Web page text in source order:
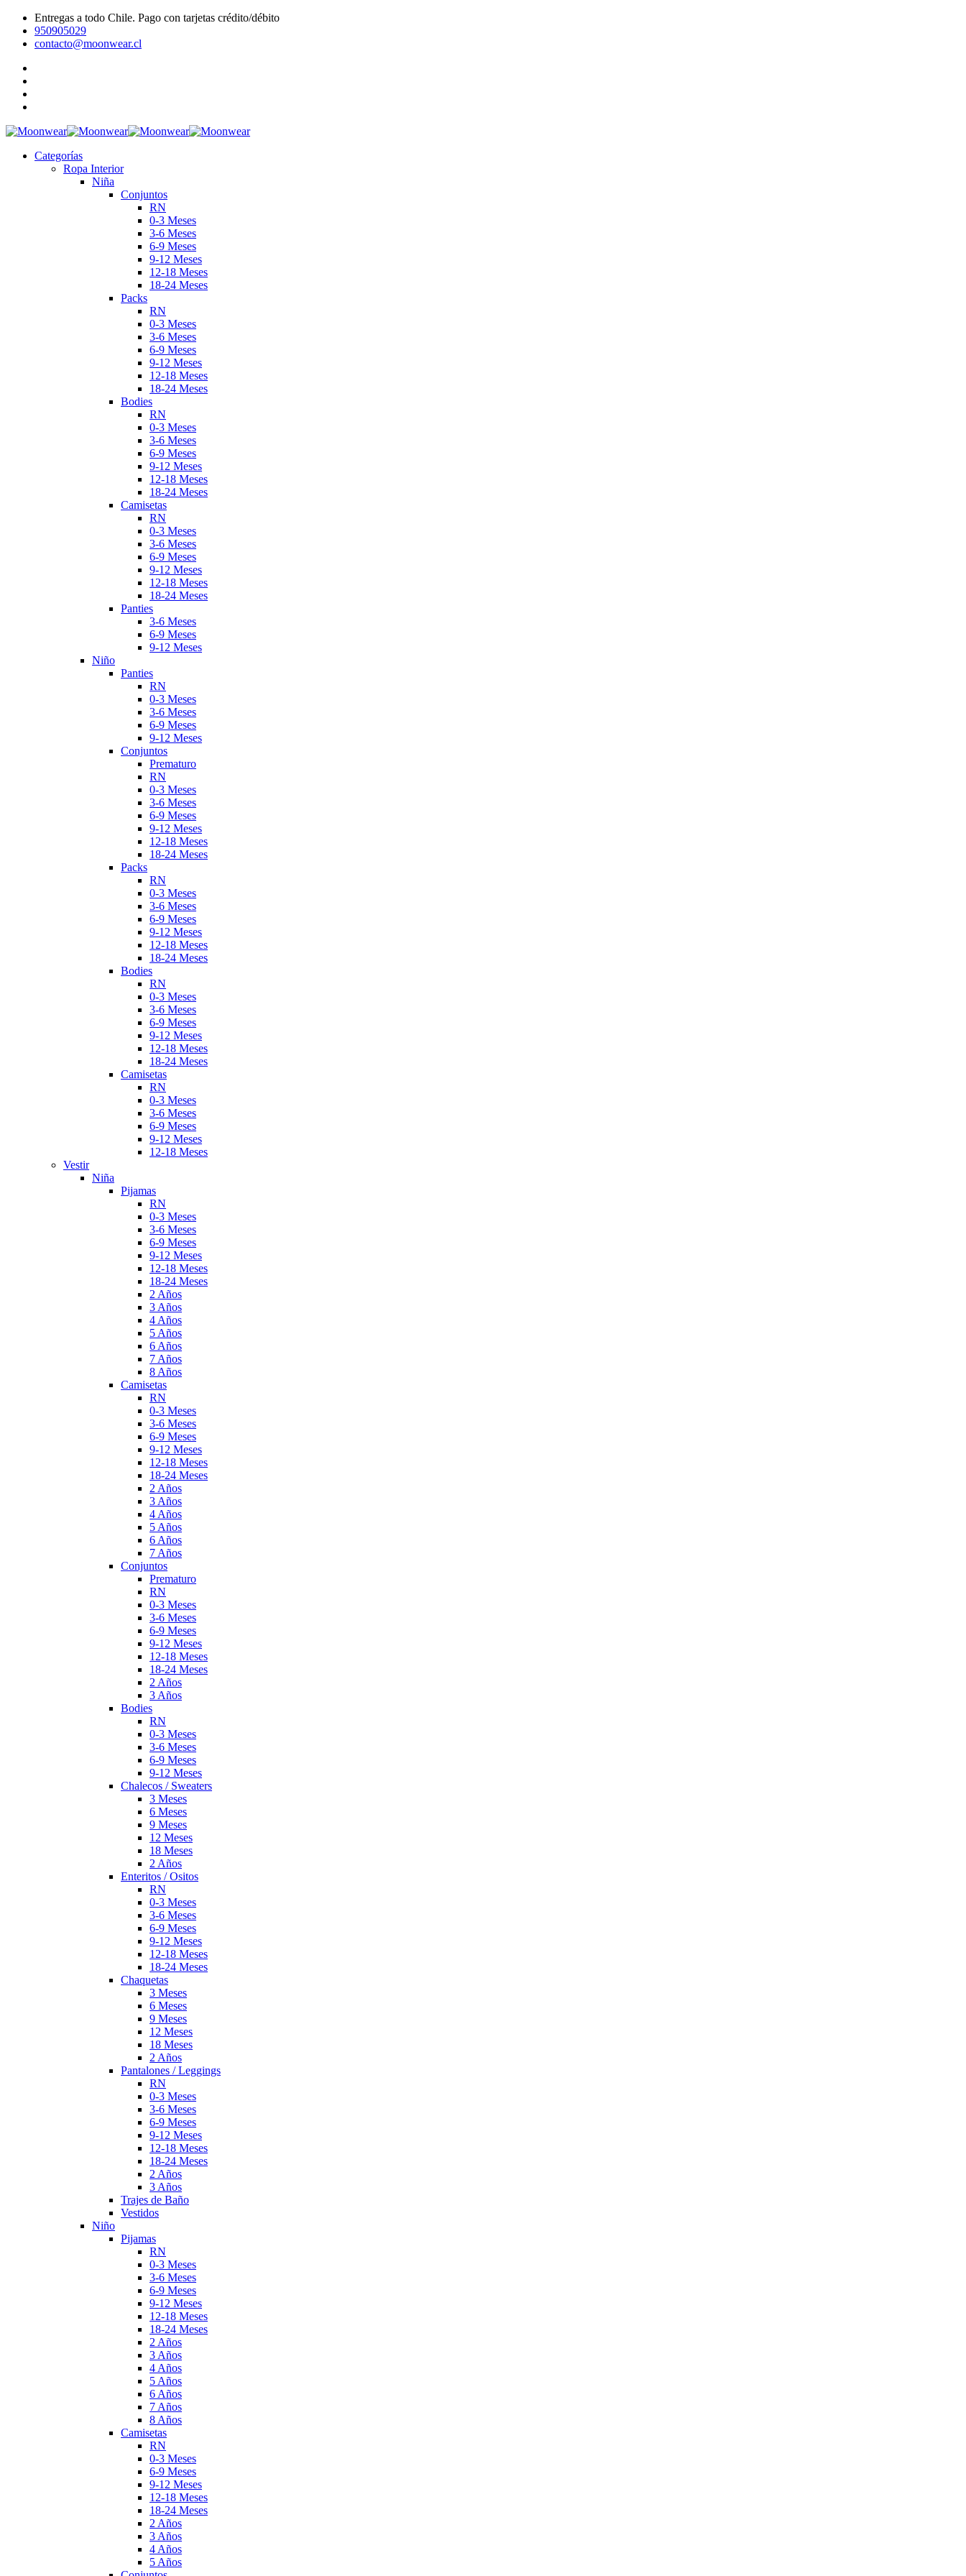
Entregas a todo Chile. Pago con tarjetas crédito/débito
950905029
contacto@moonwear.cl
Categorías
Ropa Interior
Niña
Conjuntos
RN
0-3 Meses
3-6 Meses
6-9 Meses
9-12 Meses
12-18 Meses
18-24 Meses
Packs
RN
0-3 Meses
3-6 Meses
6-9 Meses
9-12 Meses
12-18 Meses
18-24 Meses
Bodies
RN
0-3 Meses
3-6 Meses
6-9 Meses
9-12 Meses
12-18 Meses
18-24 Meses
Camisetas
RN
0-3 Meses
3-6 Meses
6-9 Meses
9-12 Meses
12-18 Meses
18-24 Meses
Panties
3-6 Meses
6-9 Meses
9-12 Meses
Niño
Panties
RN
0-3 Meses
3-6 Meses
6-9 Meses
9-12 Meses
Conjuntos
Prematuro
RN
0-3 Meses
3-6 Meses
6-9 Meses
9-12 Meses
12-18 Meses
18-24 Meses
Packs
RN
0-3 Meses
3-6 Meses
6-9 Meses
9-12 Meses
12-18 Meses
18-24 Meses
Bodies
RN
0-3 Meses
3-6 Meses
6-9 Meses
9-12 Meses
12-18 Meses
18-24 Meses
Camisetas
RN
0-3 Meses
3-6 Meses
6-9 Meses
9-12 Meses
12-18 Meses
Vestir
Niña
Pijamas
RN
0-3 Meses
3-6 Meses
6-9 Meses
9-12 Meses
12-18 Meses
18-24 Meses
2 Años
3 Años
4 Años
5 Años
6 Años
7 Años
8 Años
Camisetas
RN
0-3 Meses
3-6 Meses
6-9 Meses
9-12 Meses
12-18 Meses
18-24 Meses
2 Años
3 Años
4 Años
5 Años
6 Años
7 Años
Conjuntos
Prematuro
RN
0-3 Meses
3-6 Meses
6-9 Meses
9-12 Meses
12-18 Meses
18-24 Meses
2 Años
3 Años
Bodies
RN
0-3 Meses
3-6 Meses
6-9 Meses
9-12 Meses
Chalecos / Sweaters
3 Meses
6 Meses
9 Meses
12 Meses
18 Meses
2 Años
Enteritos / Ositos
RN
0-3 Meses
3-6 Meses
6-9 Meses
9-12 Meses
12-18 Meses
18-24 Meses
Chaquetas
3 Meses
6 Meses
9 Meses
12 Meses
18 Meses
2 Años
Pantalones / Leggings
RN
0-3 Meses
3-6 Meses
6-9 Meses
9-12 Meses
12-18 Meses
18-24 Meses
2 Años
3 Años
Trajes de Baño
Vestidos
Niño
Pijamas
RN
0-3 Meses
3-6 Meses
6-9 Meses
9-12 Meses
12-18 Meses
18-24 Meses
2 Años
3 Años
4 Años
5 Años
6 Años
7 Años
8 Años
Camisetas
RN
0-3 Meses
6-9 Meses
9-12 Meses
12-18 Meses
18-24 Meses
2 Años
3 Años
4 Años
5 Años